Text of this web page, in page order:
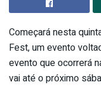
Começará nesta
Fest, um evento
evento que ocorrerá
vai até o próximo